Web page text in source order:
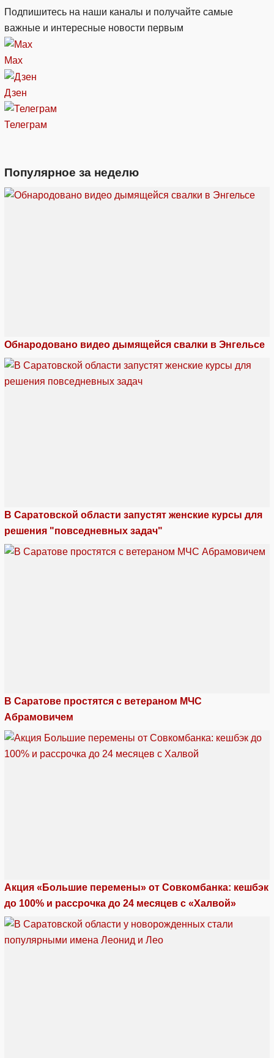
Подпишитесь на наши каналы и получайте самые
важные и интересные новости первым
Max
Дзен
Телеграм
Популярное за неделю
Обнародовано видео дымящейся свалки в Энгельсе
В Саратовской области запустят женские курсы для
решения "повседневных задач"
В Саратове простятся с ветераном МЧС
Абрамовичем
Акция «Большие перемены» от Совкомбанка: кешбэк
до 100% и рассрочка до 24 месяцев с «Халвой»